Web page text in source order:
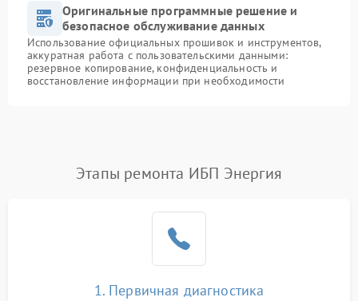
Оригинальные программные решение и
безопасное обслуживание данных
Использование официальных прошивок и инструментов,
аккуратная работа с пользовательскими данными:
резервное копирование, конфиденциальность и
восстановление информации при необходимости
Этапы ремонта ИБП Энергия
1. Первичная диагностика